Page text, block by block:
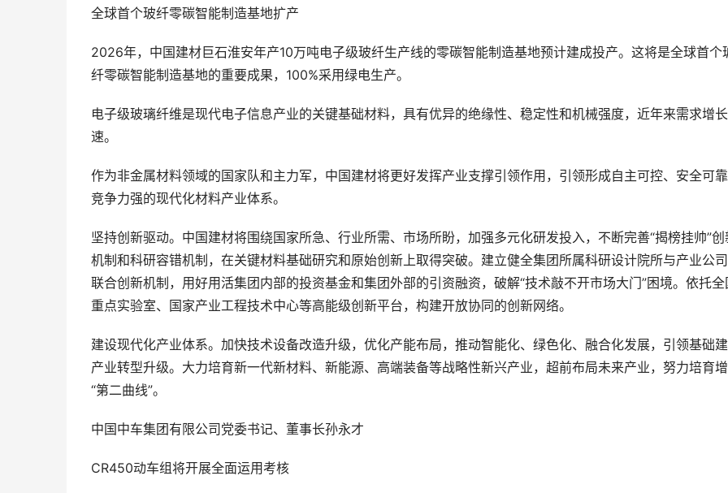
全球首个玻纤零碳智能制造基地扩产
2026年，中国建材巨石淮安年产10万吨电子级玻纤生产线的零碳智能制造基地预计建成投产。这将是全球首个
纤零碳智能制造基地的重要成果，100%采用绿电生产。
电子级玻璃纤维是现代电子信息产业的关键基础材料，具有优异的绝缘性、稳定性和机械强度，近年来需求增
速。
作为非金属材料领域的国家队和主力军，中国建材将更好发挥产业支撑引领作用，引领形成自主可控、安全可靠
竞争力强的现代化材料产业体系。
坚持创新驱动。中国建材将围绕国家所急、行业所需、市场所盼，加强多元化研发投入，不断完善“揭榜挂帅”创
机制和科研容错机制，在关键材料基础研究和原始创新上取得突破。建立健全集团所属科研设计院所与产业公
联合创新机制，用好用活集团内部的投资基金和集团外部的引资融资，破解“技术敲不开市场大门”困境。依托全
重点实验室、国家产业工程技术中心等高能级创新平台，构建开放协同的创新网络。
建设现代化产业体系。加快技术设备改造升级，优化产能布局，推动智能化、绿色化、融合化发展，引领基础
产业转型升级。大力培育新一代新材料、新能源、高端装备等战略性新兴产业，超前布局未来产业，努力培育
“第二曲线”。
中国中车集团有限公司党委书记、董事长孙永才
CR450动车组将开展全面运用考核